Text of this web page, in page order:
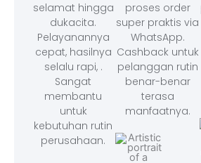
selamat hingga
dukacita.
Pelayanannya
cepat, hasilnya
selalu rapi, .
Sangat
membantu
untuk
kebutuhan rutin
perusahaan.
proses order
super praktis via
WhatsApp.
Cashback untuk
pelanggan rutin
benar-benar
terasa
manfaatnya.